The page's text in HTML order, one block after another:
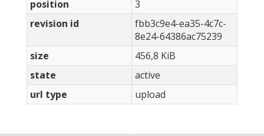
position
3
revision id
fbb3c9e4-ea35-4c7c-
8e24-64386ac75239
size
456,8 KiB
state
active
url type
upload